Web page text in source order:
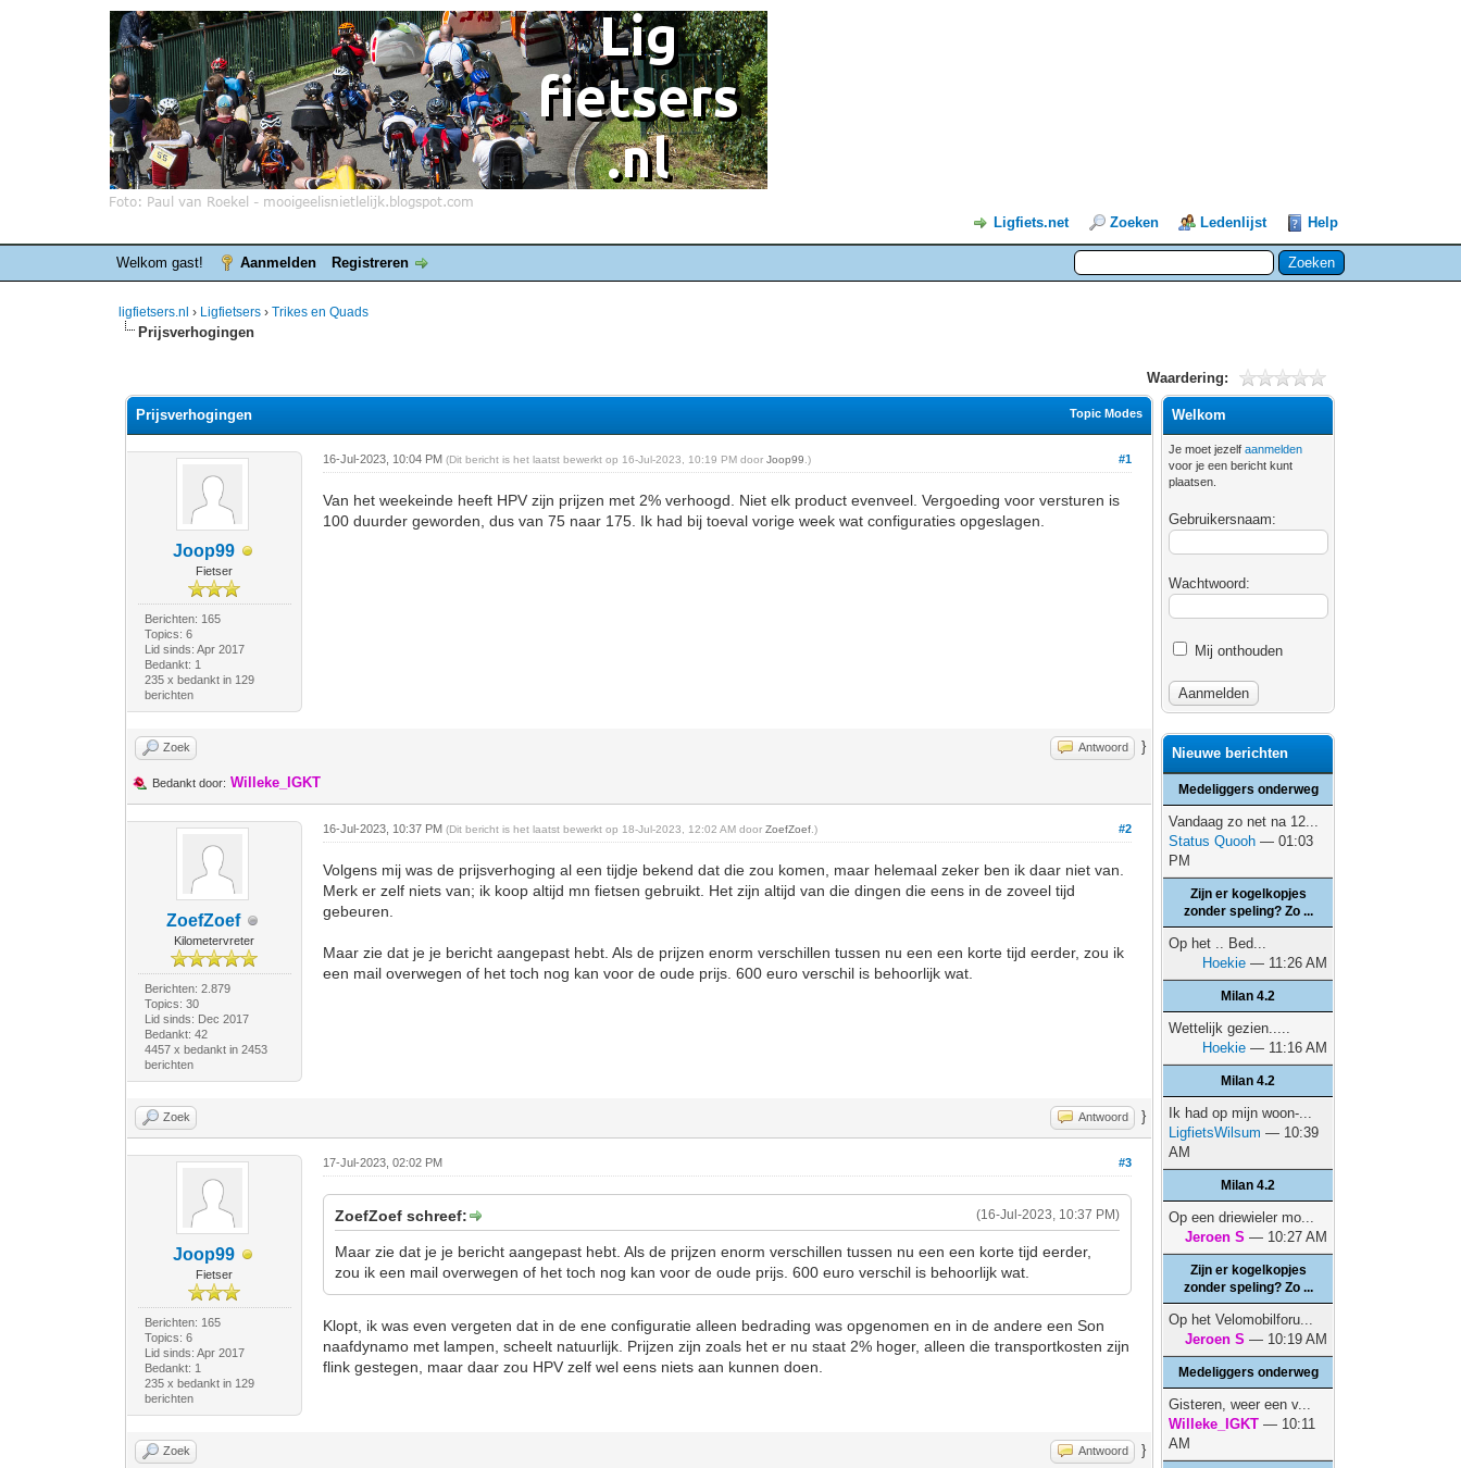
Ligfiets.net Zoeken Ledenlijst Help
Welkom gast! Aanmelden Registreren
ligfietsers.nl › Ligfietsers ›Trikes en Quads
Prijsverhogingen
Waardering:
Topic Modes
Prijsverhogingen
Joop99
Fietser
Berichten: 165
Topics: 6
Lid sinds: Apr 2017
Bedankt: 1
235 x bedankt in 129
berichten
#1
16-Jul-2023, 10:04 PM(Dit bericht is het laatst bewerkt op 16-Jul-2023, 10:19 PM doorJoop99 .)
Van het weekeinde heeft HPV zijn prijzen met 2% verhoogd. Niet elk product evenveel. Vergoeding voor versturen is
100 duurder geworden, dus van 75 naar 175. Ik had bij toeval vorige week wat configuraties opgeslagen.
Zoek Antwoord }
Bedankt door: Willeke_IGKT
ZoefZoef
Kilometervreter
Berichten: 2.879
Topics: 30
Lid sinds: Dec 2017
Bedankt: 42
4457 x bedankt in 2453
berichten
#2
16-Jul-2023, 10:37 PM(Dit bericht is het laatst bewerkt op 18-Jul-2023, 12:02 AM doorZoefZoef .)
Volgens mij was de prijsverhoging al een tijdje bekend dat die zou komen, maar helemaal zeker ben ik daar niet van.
Merk er zelf niets van; ik koop altijd mn fietsen gebruikt. Het zijn altijd van die dingen die eens in de zoveel tijd
gebeuren.
Maar zie dat je je bericht aangepast hebt. Als de prijzen enorm verschillen tussen nu een een korte tijd eerder, zou ik
een mail overwegen of het toch nog kan voor de oude prijs. 600 euro verschil is behoorlijk wat.
Zoek Antwoord }
Joop99
Fietser
Berichten: 165
Topics: 6
Lid sinds: Apr 2017
Bedankt: 1
235 x bedankt in 129
berichten
#3
17-Jul-2023, 02:02 PM
(16-Jul-2023, 10:37 PM)
ZoefZoef schreef:
Maar zie dat je je bericht aangepast hebt. Als de prijzen enorm verschillen tussen nu een een korte tijd eerder,
zou ik een mail overwegen of het toch nog kan voor de oude prijs. 600 euro verschil is behoorlijk wat.
Klopt, ik was even vergeten dat in de ene configuratie alleen bedrading was opgenomen en in de andere een Son
naafdynamo met lampen, scheelt natuurlijk. Prijzen zijn zoals het er nu staat 2% hoger, alleen die transportkosten zijn
flink gestegen, maar daar zou HPV zelf wel eens niets aan kunnen doen.
Zoek Antwoord }
Welkom
Je moet jezelfaanmelden
voor je een bericht kunt
plaatsen.
Gebruikersnaam:
Wachtwoord:
Mij onthouden
Nieuwe berichten
Medeliggers onderweg
Vandaag zo net na 12...
Status Quooh — 01:03
PM
Zijn er kogelkopjes
zonder speling? Zo ...
Op het .. Bed...
Hoekie — 11:26 AM
Milan 4.2
Wettelijk gezien.....
Hoekie — 11:16 AM
Milan 4.2
Ik had op mijn woon-...
LigfietsWilsum — 10:39
AM
Milan 4.2
Op een driewieler mo...
Jeroen S — 10:27 AM
Zijn er kogelkopjes
zonder speling? Zo ...
Op het Velomobilforu...
Jeroen S — 10:19 AM
Medeliggers onderweg
Gisteren, weer een v...
Willeke_IGKT — 10:11
AM